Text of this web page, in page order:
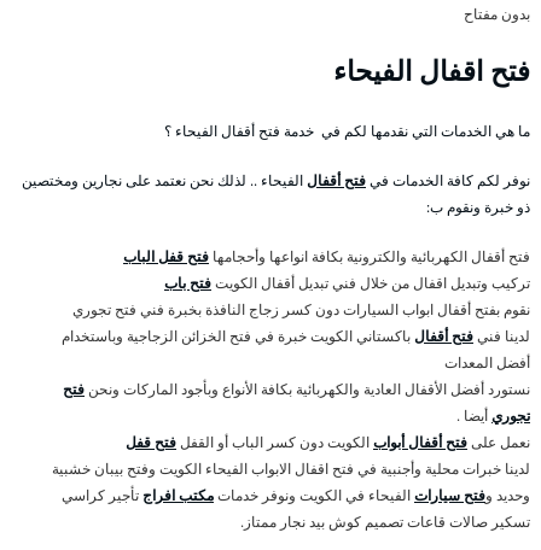
بدون مفتاح
فتح اقفال الفيحاء
ما هي الخدمات التي نقدمها لكم في خدمة فتح أقفال الفيحاء ؟
نوفر لكم كافة الخدمات فيفتح أقفالالفيحاء .. لذلك نحن نعتمد على نجارين ومختصين
ذو خبرة ونقوم ب:
فتح أقفال الكهربائية والكترونية بكافة انواعها وأحجامها فتح قفل الباب
تركيب وتبديل اقفال من خلال فني تبديل أقفال الكويتفتح باب
نقوم بفتح أقفال ابواب السيارات دون كسر زجاج النافذة بخبرة فني فتح تجوري
لدينا فنيفتح أقفالباكستاني الكويت خبرة في فتح الخزائن الزجاجية وباستخدام
أفضل المعدات
نستورد أفضل الأقفال العادية والكهربائية بكافة الأنواع وبأجود الماركات ونحن فتح
تجوريأيضا .
نعمل علىفتح أقفال أبوابالكويت دون كسر الباب أو القفلفتح قفل
لدينا خبرات محلية وأجنبية في فتح اقفال الابواب الفيحاء الكويت وفتح بيبان خشبية
وحديد وفتح سياراتالفيحاء في الكويت ونوفر خدماتمكتب افراج تأجير كراسي
تسكير صالات قاعات تصميم كوش بيد نجار ممتاز.